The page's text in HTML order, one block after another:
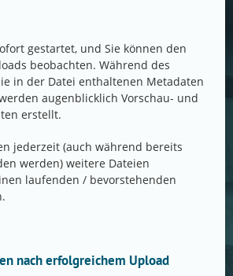
gestartet, und Sie können den
beobachten. Während des
in der Datei enthaltenen Metadaten
augenblicklich Vorschau- und
erstellt.
jederzeit (auch während bereits
werden) weitere Dateien
laufenden / bevorstehenden
nach erfolgreichem Upload